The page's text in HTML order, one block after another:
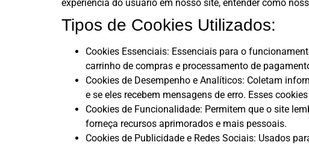
experiência do usuário em nosso site, entender como
Tipos de Cookies Utilizados:
Cookies Essenciais: Essenciais para o
carrinho de compras e processamento de
Cookies de Desempenho e Analíticos: Coletam
e se eles recebem mensagens de erro. Esses
Cookies de Funcionalidade: Permitem que o site
forneça recursos aprimorados e mais pessoais.
Cookies de Publicidade e Redes Sociais: Usados